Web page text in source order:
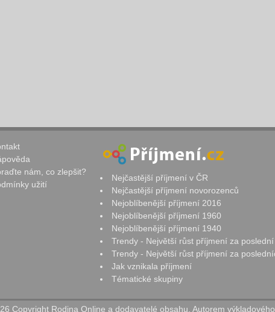
nám, co zlepšit?
užití
Nejčastější příjmení v ČR
Nejčastější příjmení novorozenců
Nejoblíbenější příjmení 2016
Nejoblíbenější příjmení 1960
Nejoblíbenější příjmení 1940
Trendy - Největší růst příjmení za
Trendy - Největší růst příjmení za
Jak vznikala příjmení
Tématické skupiny
Copyright Rodina Online a dodavatelé obsahu. Autorem